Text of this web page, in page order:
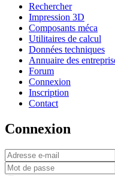
Rechercher
Impression 3D
Composants méca
Utilitaires de calcul
Données techniques
Annuaire des
Forum
Connexion
Inscription
Contact
Connexion